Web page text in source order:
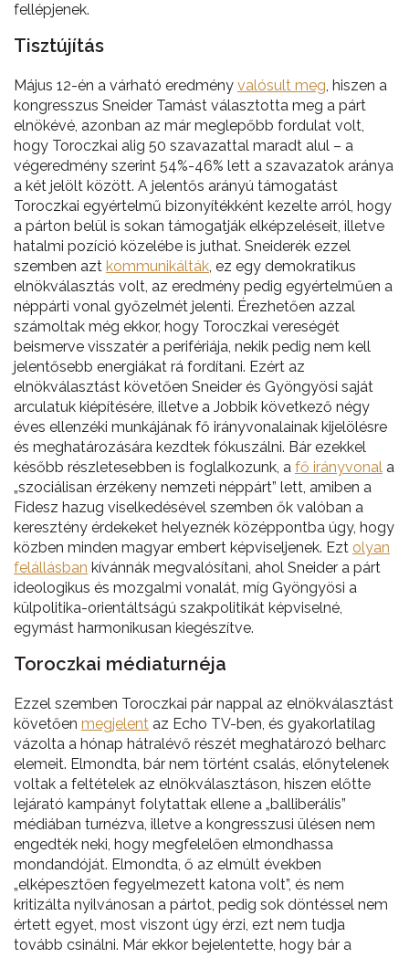
fellépjenek.
Tisztújítás
Május 12-én a várható eredmény valósult meg, hiszen a
kongresszus Sneider Tamást választotta meg a párt
elnökévé, azonban az már meglepőbb fordulat volt,
hogy Toroczkai alig 50 szavazattal maradt alul – a
végeredmény szerint 54%-46% lett a szavazatok aránya
a két jelölt között. A jelentős arányú támogatást
Toroczkai egyértelmű bizonyítékként kezelte arról, hogy
a párton belül is sokan támogatják elképzeléseit, illetve
hatalmi pozíció közelébe is juthat. Sneiderék ezzel
szemben azt kommunikálták, ez egy demokratikus
elnökválasztás volt, az eredmény pedig egyértelműen a
néppárti vonal győzelmét jelenti. Érezhetően azzal
számoltak még ekkor, hogy Toroczkai vereségét
beismerve visszatér a perifériája, nekik pedig nem kell
jelentősebb energiákat rá fordítani. Ezért az
elnökválasztást követően Sneider és Gyöngyösi saját
arculatuk kiépítésére, illetve a Jobbik következő négy
éves ellenzéki munkájának fő irányvonalainak kijelölésre
és meghatározására kezdtek fókuszálni. Bár ezekkel
később részletesebben is foglalkozunk, a fő irányvonal a
„szociálisan érzékeny nemzeti néppárt” lett, amiben a
Fidesz hazug viselkedésével szemben ők valóban a
keresztény érdekeket helyeznék középpontba úgy, hogy
közben minden magyar embert képviseljenek. Ezt olyan
felállásban kívánnák megvalósítani, ahol Sneider a párt
ideologikus és mozgalmi vonalát, míg Gyöngyösi a
külpolitika-orientáltságú szakpolitikát képviselné,
egymást harmonikusan kiegészítve.
Toroczkai médiaturnéja
Ezzel szemben Toroczkai pár nappal az elnökválasztást
követően megjelent az Echo TV-ben, és gyakorlatilag
vázolta a hónap hátralévő részét meghatározó belharc
elemeit. Elmondta, bár nem történt csalás, előnytelenek
voltak a feltételek az elnökválasztáson, hiszen előtte
lejárató kampányt folytattak ellene a „balliberális”
médiában turnézva, illetve a kongresszusi ülésen nem
engedték neki, hogy megfelelően elmondhassa
mondandóját. Elmondta, ő az elmúlt években
„elképesztően fegyelmezett katona volt”, és nem
kritizálta nyilvánosan a pártot, pedig sok döntéssel nem
értett egyet, most viszont úgy érzi, ezt nem tudja
tovább csinálni. Már ekkor bejelentette, hogy bár a